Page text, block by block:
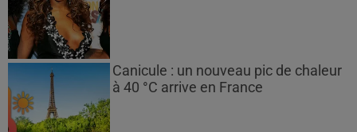
Canicule : un nouveau pic de chaleur
à 40 °C arrive en France